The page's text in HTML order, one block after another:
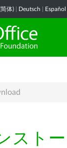
体) Deutsch Español
スト